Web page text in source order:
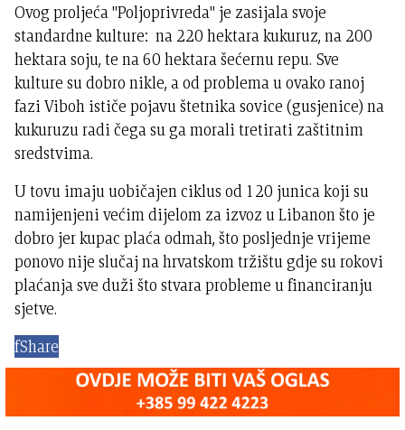
Ovog proljeća "Poljoprivreda" je zasijala svoje
standardne kulture: na 220 hektara kukuruz, na 200
hektara soju, te na 60 hektara šećernu repu. Sve
kulture su dobro nikle, a od problema u ovako ranoj
fazi Viboh ističe pojavu štetnika sovice (gusjenice) na
kukuruzu radi čega su ga morali tretirati zaštitnim
sredstvima.
U tovu imaju uobičajen ciklus od 120 junica koji su
namijenjeni većim dijelom za izvoz u Libanon što je
dobro jer kupac plaća odmah, što posljednje vrijeme
ponovo nije slučaj na hrvatskom tržištu gdje su rokovi
plaćanja sve duži što stvara probleme u financiranju
sjetve.
fShare